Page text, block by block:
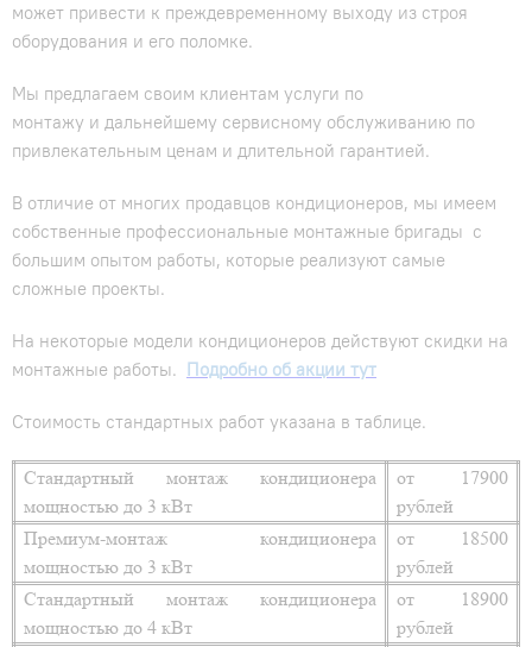
может привести к преждевременному выходу из строя
оборудования и его поломке.
Мы предлагаем своим клиентам услуги по
монтажу и дальнейшему сервисному обслуживанию по
привлекательным ценам и длительной гарантией.
В отличие от многих продавцов кондиционеров, мы имеем
собственные профессиональные монтажные бригады с
большим опытом работы, которые реализуют самые
сложные проекты.
На некоторые модели кондиционеров действуют скидки на
монтажные работы.
Подробно об акции тут
Стоимость стандартных работ указана в таблице.
Стандартный монтаж кондиционера
мощностью до 3 кВт
от 17900
рублей
Премиум-монтаж кондиционера
мощностью до 3 кВт
от 18500
рублей
Стандартный монтаж кондиционера
мощностью до 4 кВт
от 18900
рублей